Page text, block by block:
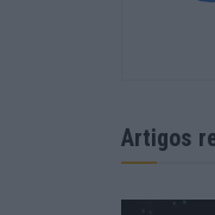
Artigos